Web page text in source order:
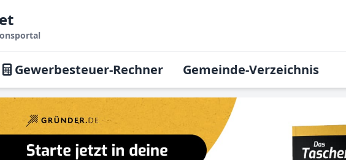
Gewerbesteuer-Rechner Gemeinde-Verzeichnis